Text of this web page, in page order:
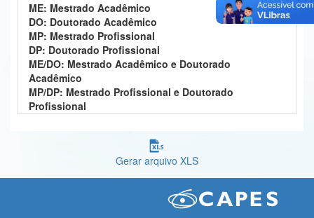
Ministério do Desenvolvimento Regional
Controladoria-Geral da União
Ministério da Mulher, da Família e dos Direitos Humanos
Secretaria-Geral
ME: Mestrado Acadêmico
DO: Doutorado Acadêmico
MP: Mestrado Profissional
DP: Doutorado Profissional
ME/DO: Mestrado Acadêmico e Doutorado
Acadêmico
MP/DP: Mestrado Profissional e Doutorado
Profissional
Gerar arquivo XLS